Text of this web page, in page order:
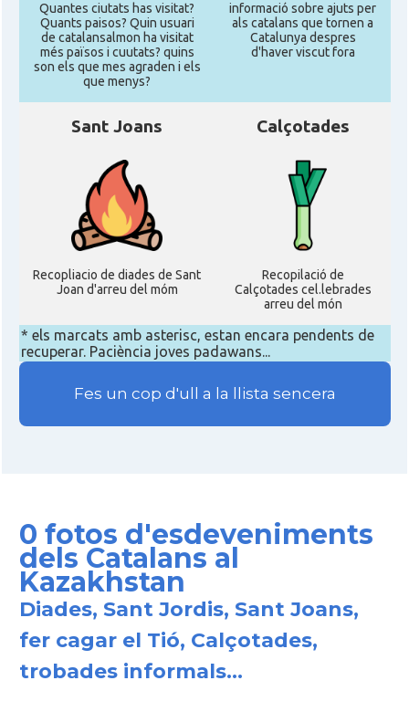
Quantes ciutats has visitat?
Quants paisos? Quin usuari
de catalansalmon ha visitat
més països i cuutats? quins
son els que mes agraden i els
que menys?
informació sobre ajuts per
als catalans que tornen a
Catalunya despres
d'haver viscut fora
Sant Joans
Recopliacio de diades de Sant
Joan d'arreu del móm
Calçotades
Recopilació de
Calçotades cel.lebrades
arreu del món
* els marcats amb asterisc, estan encara pendents de
recuperar. Paciència joves padawans...
Fes un cop d'ull a la llista sencera
0 fotos d'esdeveniments
dels Catalans al
Kazakhstan
Diades, Sant Jordis, Sant Joans,
fer cagar el Tió, Calçotades,
trobades informals...